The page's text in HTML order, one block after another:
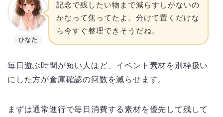
ひなた
記念で残したい物まで減らすしかないの
かなって焦ってたよ。分けて置くだけな
ら今すぐ整理できそうだね。
毎日遊ぶ時間が短い人ほど、イベント素材を別枠扱い
にした方が倉庫確認の回数を減らせます。
まずは通常進行で毎日消費する素材を優先して残して